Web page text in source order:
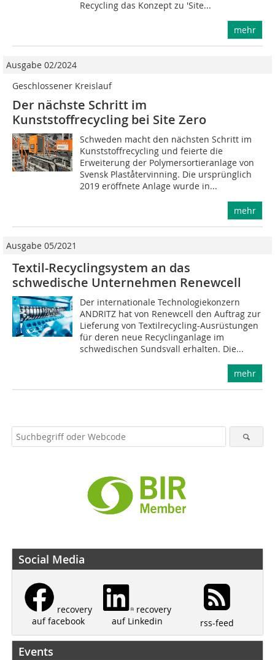
Recycling das Konzept zu 'Site...
mehr
Ausgabe 02/2024
Geschlossener Kreislauf
Der nächste Schritt im
Kunststoffrecycling bei Site Zero
Schweden macht den nächsten Schritt im
Kunststoffrecycling und feierte die
Erweiterung der Polymersortieranlage von
Svensk Plaståtervinning. Die ursprünglich
2019 eröffnete Anlage wurde in...
mehr
Ausgabe 05/2021
Textil-Recyclingsystem an das
schwedische Unternehmen Renewcell
Der internationale Technologiekonzern
ANDRITZ hat von Renewcell den Auftrag zur
Lieferung von Textilrecycling-Ausrüstungen
für deren neue Recyclinganlage im
schwedischen Sundsvall erhalten. Die...
mehr
Social Media
recovery
auf facebook
recovery
auf Linkedin
rss-feed
Events